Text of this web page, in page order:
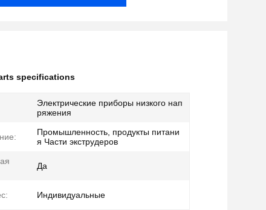
specifications
Электрические приборы низкого нап
ряжения
Промышленность, продукты питани
я Части экструдеров
Да
Индивидуальные